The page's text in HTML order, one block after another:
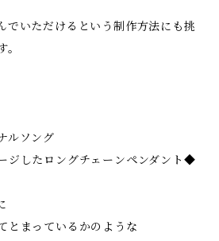
でいただけるという制作方法にも挑
ルソング
ジしたロングチェーンペンダント◆
とまっているかのような